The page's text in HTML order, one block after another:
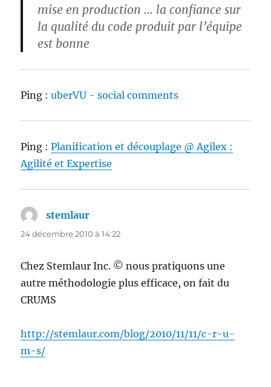
mise en production … la confiance sur
la qualité du code produit par l’équipe
est bonne
Ping :uberVU - social comments
Ping :Planification et découplage @ Agilex :
Agilité et Expertise
stemlaur
24 décembre 2010 à 14:22
Chez Stemlaur Inc. © nous pratiquons une
autre méthodologie plus efficace, on fait du
CRUMS
http://stemlaur.com/blog/2010/11/11/c-r-u-
m-s/